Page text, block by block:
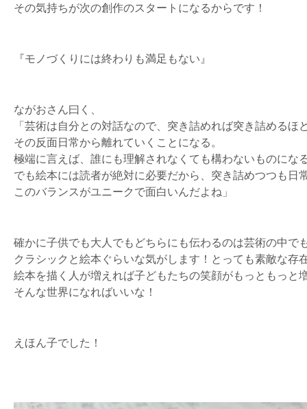
その気持ちが次の創作のスタートになるからです！
『モノづくりには終わりも満足もない』
ながおさん曰く、
「芸術は自分との対話なので、突き詰めれば突き詰めるほ
その反面日常から離れていくことになる。
極端に言えば、誰にも理解されなくても構わないものにな
でも絵本には読者が絶対に必要だから、突き詰めつつも日
このバランスがユニークで面白いんだよね」
確かに子供でも大人でもどちらにも伝わるのは芸術の中で
クラシックと絵本ぐらいな気がします！とっても素敵な存
絵本を描く人が増えれば子どもたちの笑顔がもっともっと
そんな世界になればいいな！
えほん子でした！